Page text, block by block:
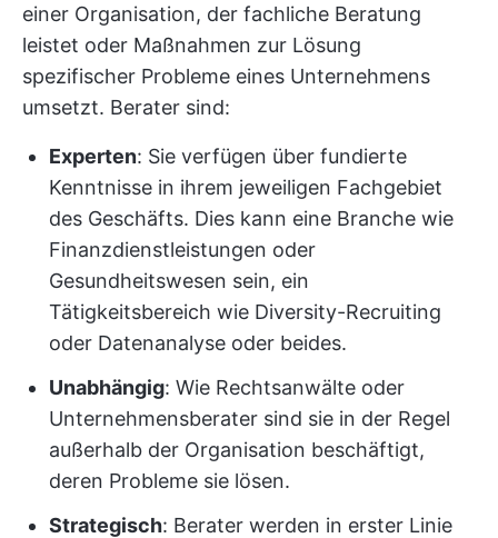
einer Organisation, der fachliche Beratung
leistet oder Maßnahmen zur Lösung
spezifischer Probleme eines Unternehmens
umsetzt. Berater sind:
Experten: Sie verfügen über fundierte
Kenntnisse in ihrem jeweiligen Fachgebiet
des Geschäfts. Dies kann eine Branche wie
Finanzdienstleistungen oder
Gesundheitswesen sein, ein
Tätigkeitsbereich wie Diversity-Recruiting
oder Datenanalyse oder beides.
Unabhängig: Wie Rechtsanwälte oder
Unternehmensberater sind sie in der Regel
außerhalb der Organisation beschäftigt,
deren Probleme sie lösen.
Strategisch: Berater werden in erster Linie